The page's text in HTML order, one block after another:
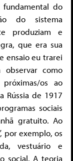
fundamental do
do sistema
produziam e
que era sua
ensaio eu trarei
como
os ao
Rússia de 1917
sociais
gratuito. Ao
por exemplo, os
vestuário e
social. A teoria